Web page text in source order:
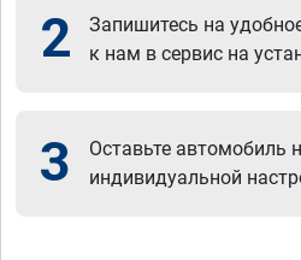
2
Запишитесь на
к нам в сервис на
3
Оставьте автомобиль
индивидуальной